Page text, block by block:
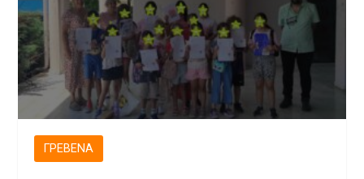
ΓΡΕΒΕΝΆ